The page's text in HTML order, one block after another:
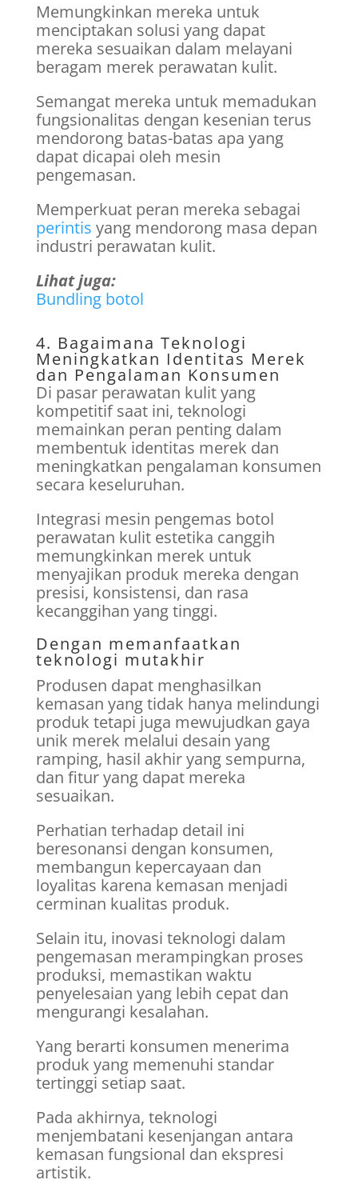
Memungkinkan mereka untuk
menciptakan solusi yang dapat
mereka sesuaikan dalam melayani
beragam merek perawatan kulit.
Semangat mereka untuk memadukan
fungsionalitas dengan kesenian terus
mendorong batas-batas apa yang
dapat dicapai oleh mesin
pengemasan.
Memperkuat peran mereka sebagai
perintis yang mendorong masa depan
industri perawatan kulit.
Lihat juga:
Bundling botol
4. Bagaimana Teknologi
Meningkatkan Identitas Merek
dan Pengalaman Konsumen
Di pasar perawatan kulit yang
kompetitif saat ini, teknologi
memainkan peran penting dalam
membentuk identitas merek dan
meningkatkan pengalaman konsumen
secara keseluruhan.
Integrasi mesin pengemas botol
perawatan kulit estetika canggih
memungkinkan merek untuk
menyajikan produk mereka dengan
presisi, konsistensi, dan rasa
kecanggihan yang tinggi.
Dengan memanfaatkan
teknologi mutakhir
Produsen dapat menghasilkan
kemasan yang tidak hanya melindungi
produk tetapi juga mewujudkan gaya
unik merek melalui desain yang
ramping, hasil akhir yang sempurna,
dan fitur yang dapat mereka
sesuaikan.
Perhatian terhadap detail ini
beresonansi dengan konsumen,
membangun kepercayaan dan
loyalitas karena kemasan menjadi
cerminan kualitas produk.
Selain itu, inovasi teknologi dalam
pengemasan merampingkan proses
produksi, memastikan waktu
penyelesaian yang lebih cepat dan
mengurangi kesalahan.
Yang berarti konsumen menerima
produk yang memenuhi standar
tertinggi setiap saat.
Pada akhirnya, teknologi
menjembatani kesenjangan antara
kemasan fungsional dan ekspresi
artistik.